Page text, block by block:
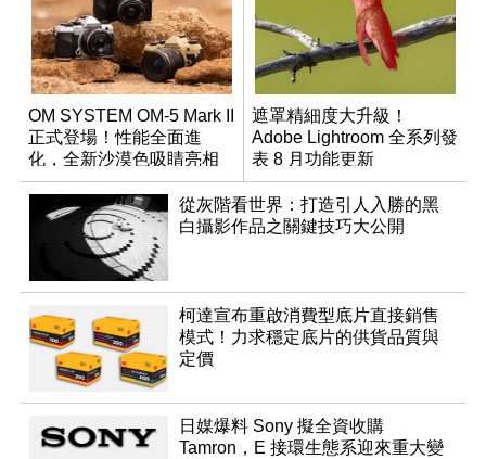
OM SYSTEM OM-5 Mark II
正式登場！性能全面進
化，全新沙漠色吸睛亮相
遮罩精細度大升級！
Adobe Lightroom 全系列發
表 8 月功能更新
從灰階看世界：打造引人入勝的黑
白攝影作品之關鍵技巧大公開
柯達宣布重啟消費型底片直接銷售
模式！力求穩定底片的供貨品質與
定價
日媒爆料 Sony 擬全資收購
Tamron，E 接環生態系迎來重大變